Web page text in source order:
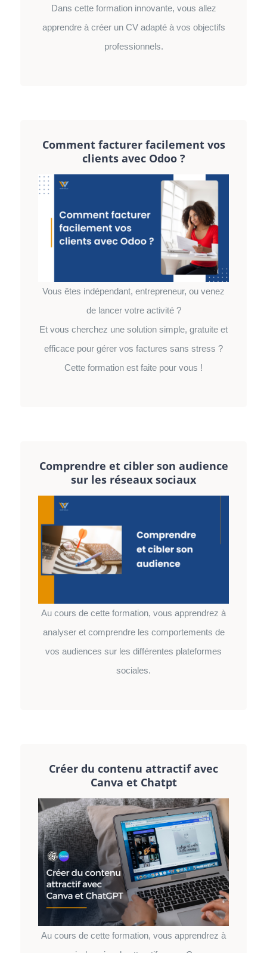
Dans cette formation innovante, vous allez
apprendre à créer un CV adapté à vos objectifs
professionnels.
Comment facturer facilement vos
clients avec Odoo ?
Vous êtes indépendant, entrepreneur, ou venez
de lancer votre activité ?
Et vous cherchez une solution simple, gratuite et
efficace pour gérer vos factures sans stress ?
Cette formation est faite pour vous !
Comprendre et cibler son audience
sur les réseaux sociaux
Au cours de cette formation, vous apprendrez à
analyser et comprendre les comportements de
vos audiences sur les différentes plateformes
sociales.
Créer du contenu attractif avec
Canva et Chatpt
Au cours de cette formation, vous apprendrez à